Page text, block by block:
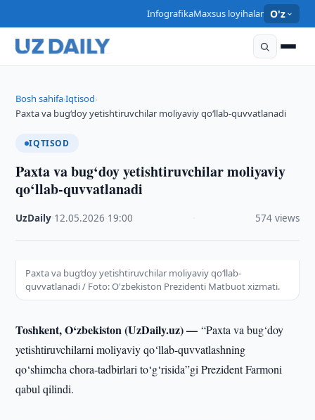
InfografikaMaxsus loyihalar O'z
Bosh sahifa›Iqtisod›
Paxta va bug‘doy yetishtiruvchilar moliyaviy qo‘llab-quvvatlanadi
IQTISOD
Paxta va bug‘doy yetishtiruvchilar moliyaviy
qo‘llab-quvvatlanadi
UzDaily 12.05.2026 19:00 574 views
Paxta va bug‘doy yetishtiruvchilar moliyaviy qo‘llab-
quvvatlanadi / Foto: O'zbekiston Prezidenti Matbuot xizmati.
Toshkent, O‘zbekiston (UzDaily.uz) —“Paxta va bug‘doy
yetishtiruvchilarni moliyaviy qo‘llab-quvvatlashning
qo‘shimcha chora-tadbirlari to‘g‘risida”gi Prezident Farmoni
qabul qilindi.